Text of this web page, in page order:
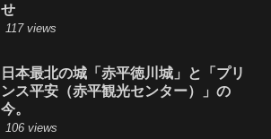
せ
117 views
日本最北の城「赤平徳川城」と「プリ
ンス平安（赤平観光センター）」の
今。
106 views